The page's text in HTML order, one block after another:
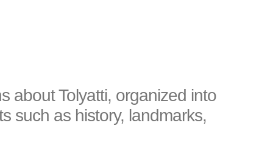
about Tolyatti, organized into
such as history, landmarks,